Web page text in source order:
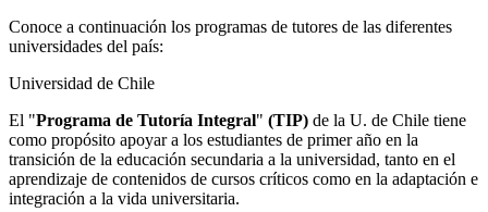
Conoce a continuación los programas de tutores de las diferentes
universidades del país:
Universidad de Chile
El "Programa de Tutoría Integral" (TIP) de la U. de Chile tiene
como propósito apoyar a los estudiantes de primer año en la
transición de la educación secundaria a la universidad, tanto en el
aprendizaje de contenidos de cursos críticos como en la adaptación e
integración a la vida universitaria.